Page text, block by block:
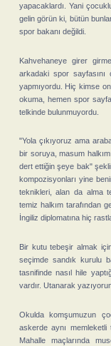
yapacaklardı. Yani
gelin görün ki, bütün
spor bakanı değildi.
Kahvehaneye girer
arkadaki spor
yapmıyordu. Hiç kimse
okuma, hemen spor
telkinde bulunmuyordu.
"Yola çıkıyoruz ama
bir soruya, masum
dert ettiğin şeye bak"
kompozisyonları yine
teknikleri, alan da alma
temiz halkım tarafından
İngiliz diplomatına hiç
Bir kutu tebeşir almak
seçimde sandık kurulu
tasnifinde nasıl hile
vardır. Utanarak
Okulda komşumuzun
askerde aynı memleketli
Mahalle maçlarında